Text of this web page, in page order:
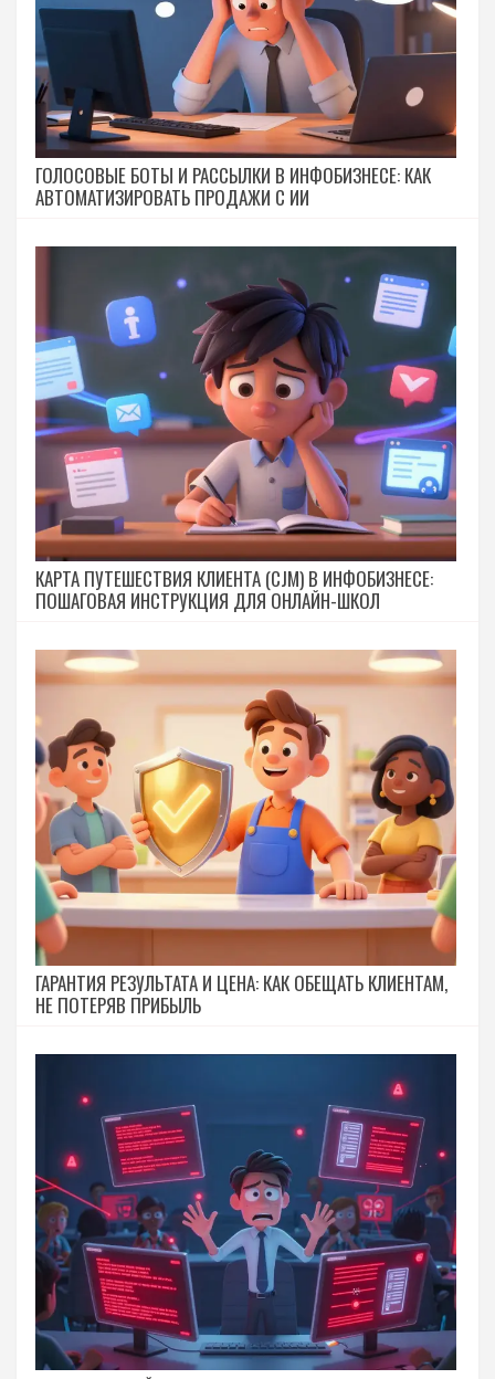
ГОЛОСОВЫЕ БОТЫ И РАССЫЛКИ В ИНФОБИЗНЕСЕ: КАК
АВТОМАТИЗИРОВАТЬ ПРОДАЖИ С ИИ
КАРТА ПУТЕШЕСТВИЯ КЛИЕНТА (CJM) В ИНФОБИЗНЕСЕ:
ПОШАГОВАЯ ИНСТРУКЦИЯ ДЛЯ ОНЛАЙН-ШКОЛ
ГАРАНТИЯ РЕЗУЛЬТАТА И ЦЕНА: КАК ОБЕЩАТЬ КЛИЕНТАМ,
НЕ ПОТЕРЯВ ПРИБЫЛЬ